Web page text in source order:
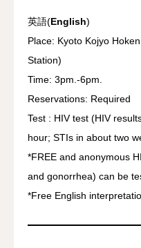
英語(English)
Place: Kyoto Kojyo
Station)
Time: 3pm.-6pm.
Reservations: Required
Test : HIV test (HIV
hour; STIs in about two
*FREE and anonymous
and gonorrhea) can be
*Free English